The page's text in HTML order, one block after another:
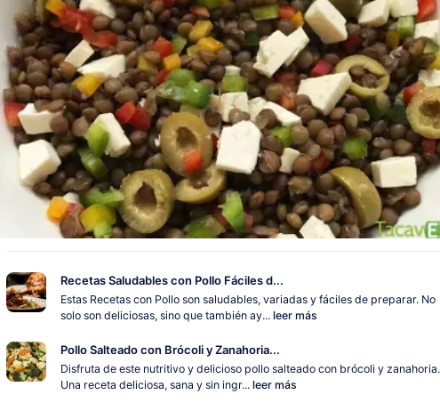
Recetas Saludables con Pollo Fáciles d...
Estas Recetas con Pollo son saludables, variadas y fáciles de preparar. No
solo son deliciosas, sino que también ay... leer más
Pollo Salteado con Brócoli y Zanahoria...
Disfruta de este nutritivo y delicioso pollo salteado con brócoli y zanahoria.
Una receta deliciosa, sana y sin ingr... leer más